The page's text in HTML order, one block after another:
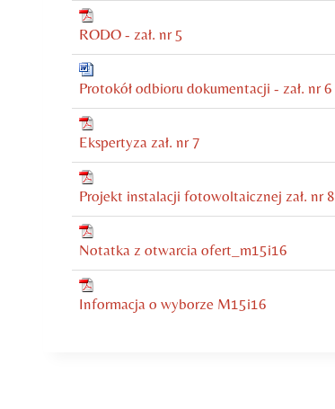
RODO - zał. nr 5
Protokół odbioru dokumentacji - zał. nr 6
Ekspertyza zał. nr 7
Projekt instalacji fotowoltaicznej zał. nr 8
Notatka z otwarcia ofert_m15i16
Informacja o wyborze M15i16